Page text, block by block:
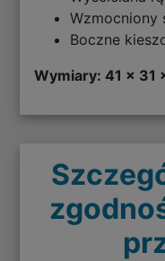
Wzmocniony
Boczne
Wymiary: 41 x 31